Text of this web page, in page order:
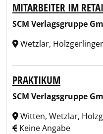
MITARBEITER IM
SCM Verlagsgruppe
Wetzlar,
PRAKTIKUM
SCM Verlagsgruppe
Witten, Wetzlar,
Keine Angabe